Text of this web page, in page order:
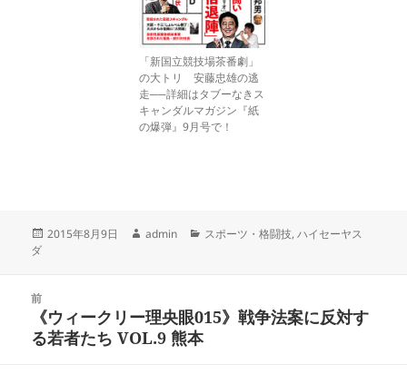
「新国立競技場茶番劇」
の大トリ 安藤忠雄の逃
走──詳細はタブーなきス
キャンダルマガジン『紙
の爆弾』9月号で！
投
2015年8月9日
作
admin
カ
スポーツ・格闘技,ハイセーヤス
ダ
前
前
の
《ウィークリー理央眼015》戦争法案に反対す
る若者たち VOL.9 熊本